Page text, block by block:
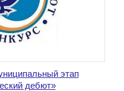
этап
дебют»